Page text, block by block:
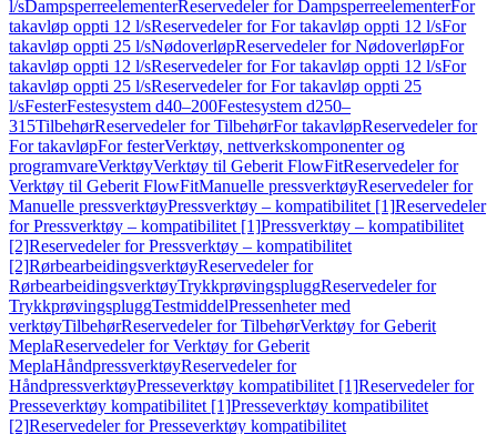
l/sDampsperreelementerReservedeler for DampsperreelementerFor
takavløp oppti 12 l/sReservedeler for For takavløp oppti 12 l/sFor
takavløp oppti 25 l/sNødoverløpReservedeler for NødoverløpFor
takavløp oppti 12 l/sReservedeler for For takavløp oppti 12 l/sFor
takavløp oppti 25 l/sReservedeler for For takavløp oppti 25
l/sFesterFestesystem d40–200Festesystem d250–
315TilbehørReservedeler for TilbehørFor takavløpReservedeler for
For takavløpFor festerVerktøy, nettverkskomponenter og
programvareVerktøyVerktøy til Geberit FlowFitReservedeler for
Verktøy til Geberit FlowFitManuelle pressverktøyReservedeler for
Manuelle pressverktøyPressverktøy – kompatibilitet [1]Reservedeler
for Pressverktøy – kompatibilitet [1]Pressverktøy – kompatibilitet
[2]Reservedeler for Pressverktøy – kompatibilitet
[2]RørbearbeidingsverktøyReservedeler for
RørbearbeidingsverktøyTrykkprøvingspluggReservedeler for
TrykkprøvingspluggTestmiddelPressenheter med
verktøyTilbehørReservedeler for TilbehørVerktøy for Geberit
MeplaReservedeler for Verktøy for Geberit
MeplaHåndpressverktøyReservedeler for
HåndpressverktøyPresseverktøy kompatibilitet [1]Reservedeler for
Presseverktøy kompatibilitet [1]Presseverktøy kompatibilitet
[2]Reservedeler for Presseverktøy kompatibilitet